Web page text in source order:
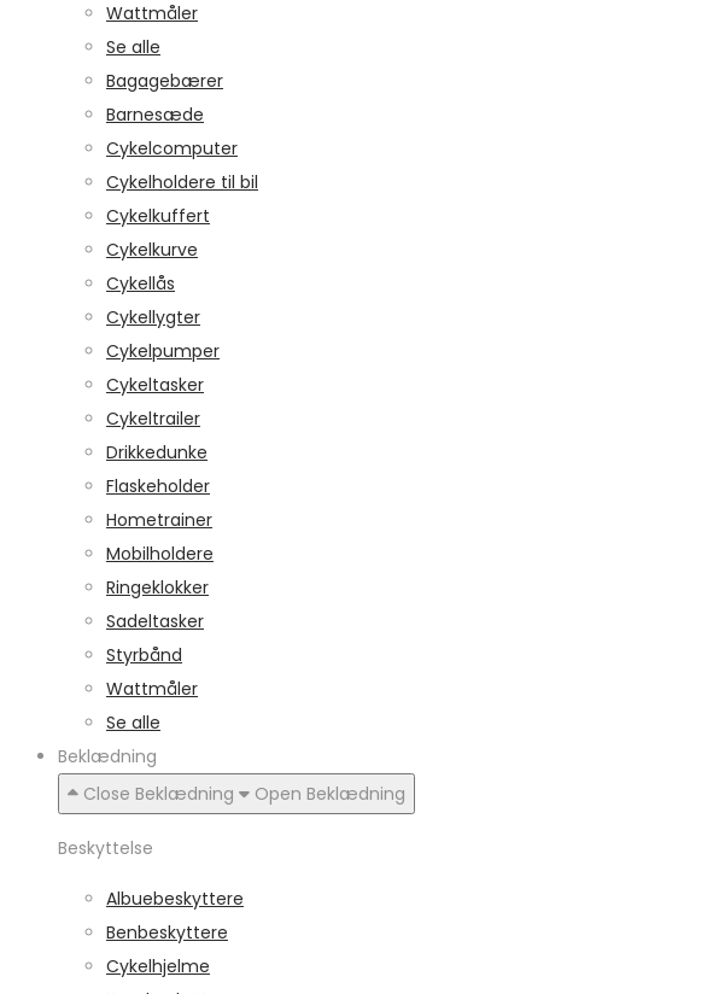
Wattmåler
Se alle
Bagagebærer
Barnesæde
Cykelcomputer
Cykelholdere til bil
Cykelkuffert
Cykelkurve
Cykellås
Cykellygter
Cykelpumper
Cykeltasker
Cykeltrailer
Drikkedunke
Flaskeholder
Hometrainer
Mobilholdere
Ringeklokker
Sadeltasker
Styrbånd
Wattmåler
Se alle
Beklædning
Close Beklædning
Open Beklædning
Beskyttelse
Albuebeskyttere
Benbeskyttere
Cykelhjelme